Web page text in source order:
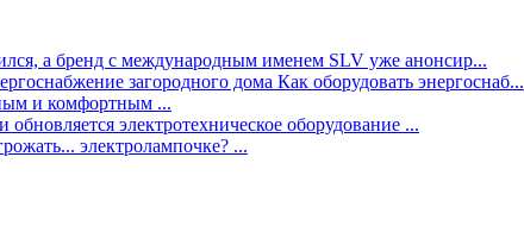
а бренд с международным именем SLV уже анонсир...
загородного дома Как оборудовать энергоснаб...
и комфортным ...
электротехническое оборудование ...
электролампочке? ...